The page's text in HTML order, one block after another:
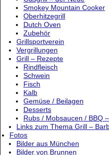
Smokey Mountain Cooker
Oberhitzegrill
Dutch Oven
Zubehör
Grillsportverein
Vergrillungen
Grill – Rezepte
Rindfleisch
Schwein
Fisch
Kalb
Gemüse / Beilagen
Desserts
Rubs / Mobsaucen / BBQ
Links zum Thema Grill –
Fotos
Bilder aus München
Bilder von Brunnen